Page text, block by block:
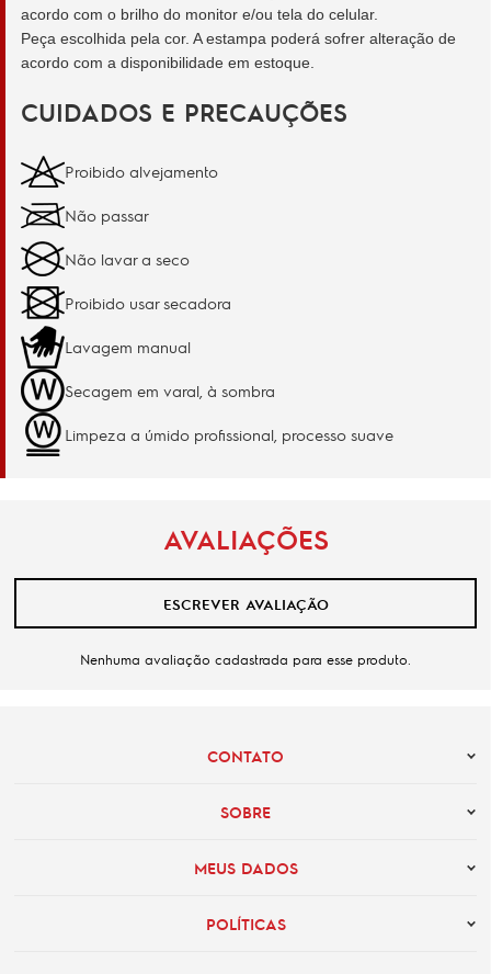
acordo com o brilho do monitor e/ou tela do celular.
Peça escolhida pela cor. A estampa poderá sofrer alteração de
acordo com a disponibilidade em estoque.
CUIDADOS E PRECAUÇÕES
Proibido alvejamento
Não passar
Não lavar a seco
Proibido usar secadora
Lavagem manual
Secagem em varal, à sombra
Limpeza a úmido profissional, processo suave
AVALIAÇÕES
ESCREVER AVALIAÇÃO
Nenhuma avaliação cadastrada para esse produto.
CONTATO
SOBRE
MEUS DADOS
POLÍTICAS